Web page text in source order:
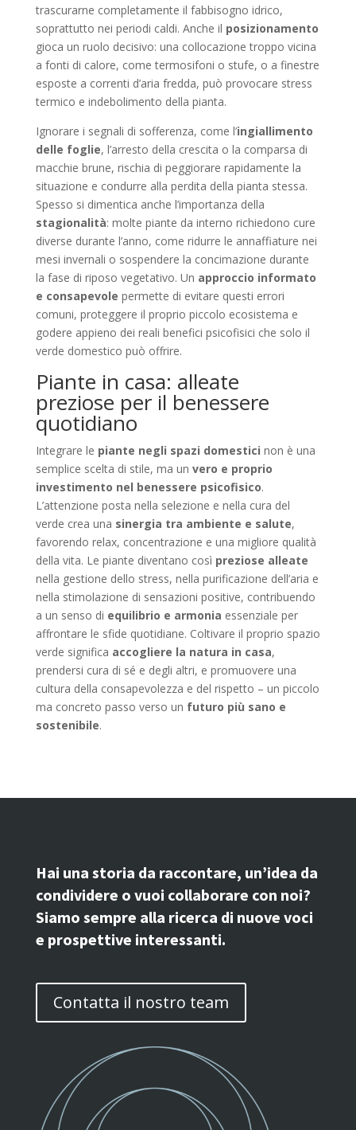
trascurarne completamente il fabbisogno idrico,
soprattutto nei periodi caldi. Anche il posizionamento
gioca un ruolo decisivo: una collocazione troppo vicina
a fonti di calore, come termosifoni o stufe, o a finestre
esposte a correnti d’aria fredda, può provocare stress
termico e indebolimento della pianta.
Ignorare i segnali di sofferenza, come l’ingiallimento
delle foglie, l’arresto della crescita o la comparsa di
macchie brune, rischia di peggiorare rapidamente la
situazione e condurre alla perdita della pianta stessa.
Spesso si dimentica anche l’importanza della
stagionalità: molte piante da interno richiedono cure
diverse durante l’anno, come ridurre le annaffiature nei
mesi invernali o sospendere la concimazione durante
la fase di riposo vegetativo. Un approccio informato
e consapevole permette di evitare questi errori
comuni, proteggere il proprio piccolo ecosistema e
godere appieno dei reali benefici psicofisici che solo il
verde domestico può offrire.
Piante in casa: alleate
preziose per il benessere
quotidiano
Integrare le piante negli spazi domestici non è una
semplice scelta di stile, ma un vero e proprio
investimento nel benessere psicofisico.
L’attenzione posta nella selezione e nella cura del
verde crea una sinergia tra ambiente e salute,
favorendo relax, concentrazione e una migliore qualità
della vita. Le piante diventano così preziose alleate
nella gestione dello stress, nella purificazione dell’aria e
nella stimolazione di sensazioni positive, contribuendo
a un senso di equilibrio e armonia essenziale per
affrontare le sfide quotidiane. Coltivare il proprio spazio
verde significa accogliere la natura in casa,
prendersi cura di sé e degli altri, e promuovere una
cultura della consapevolezza e del rispetto – un piccolo
ma concreto passo verso un futuro più sano e
sostenibile.
Hai una storia da raccontare, un’idea da
condividere o vuoi collaborare con noi?
Siamo sempre alla ricerca di nuove voci
e prospettive interessanti.
Contatta il nostro team